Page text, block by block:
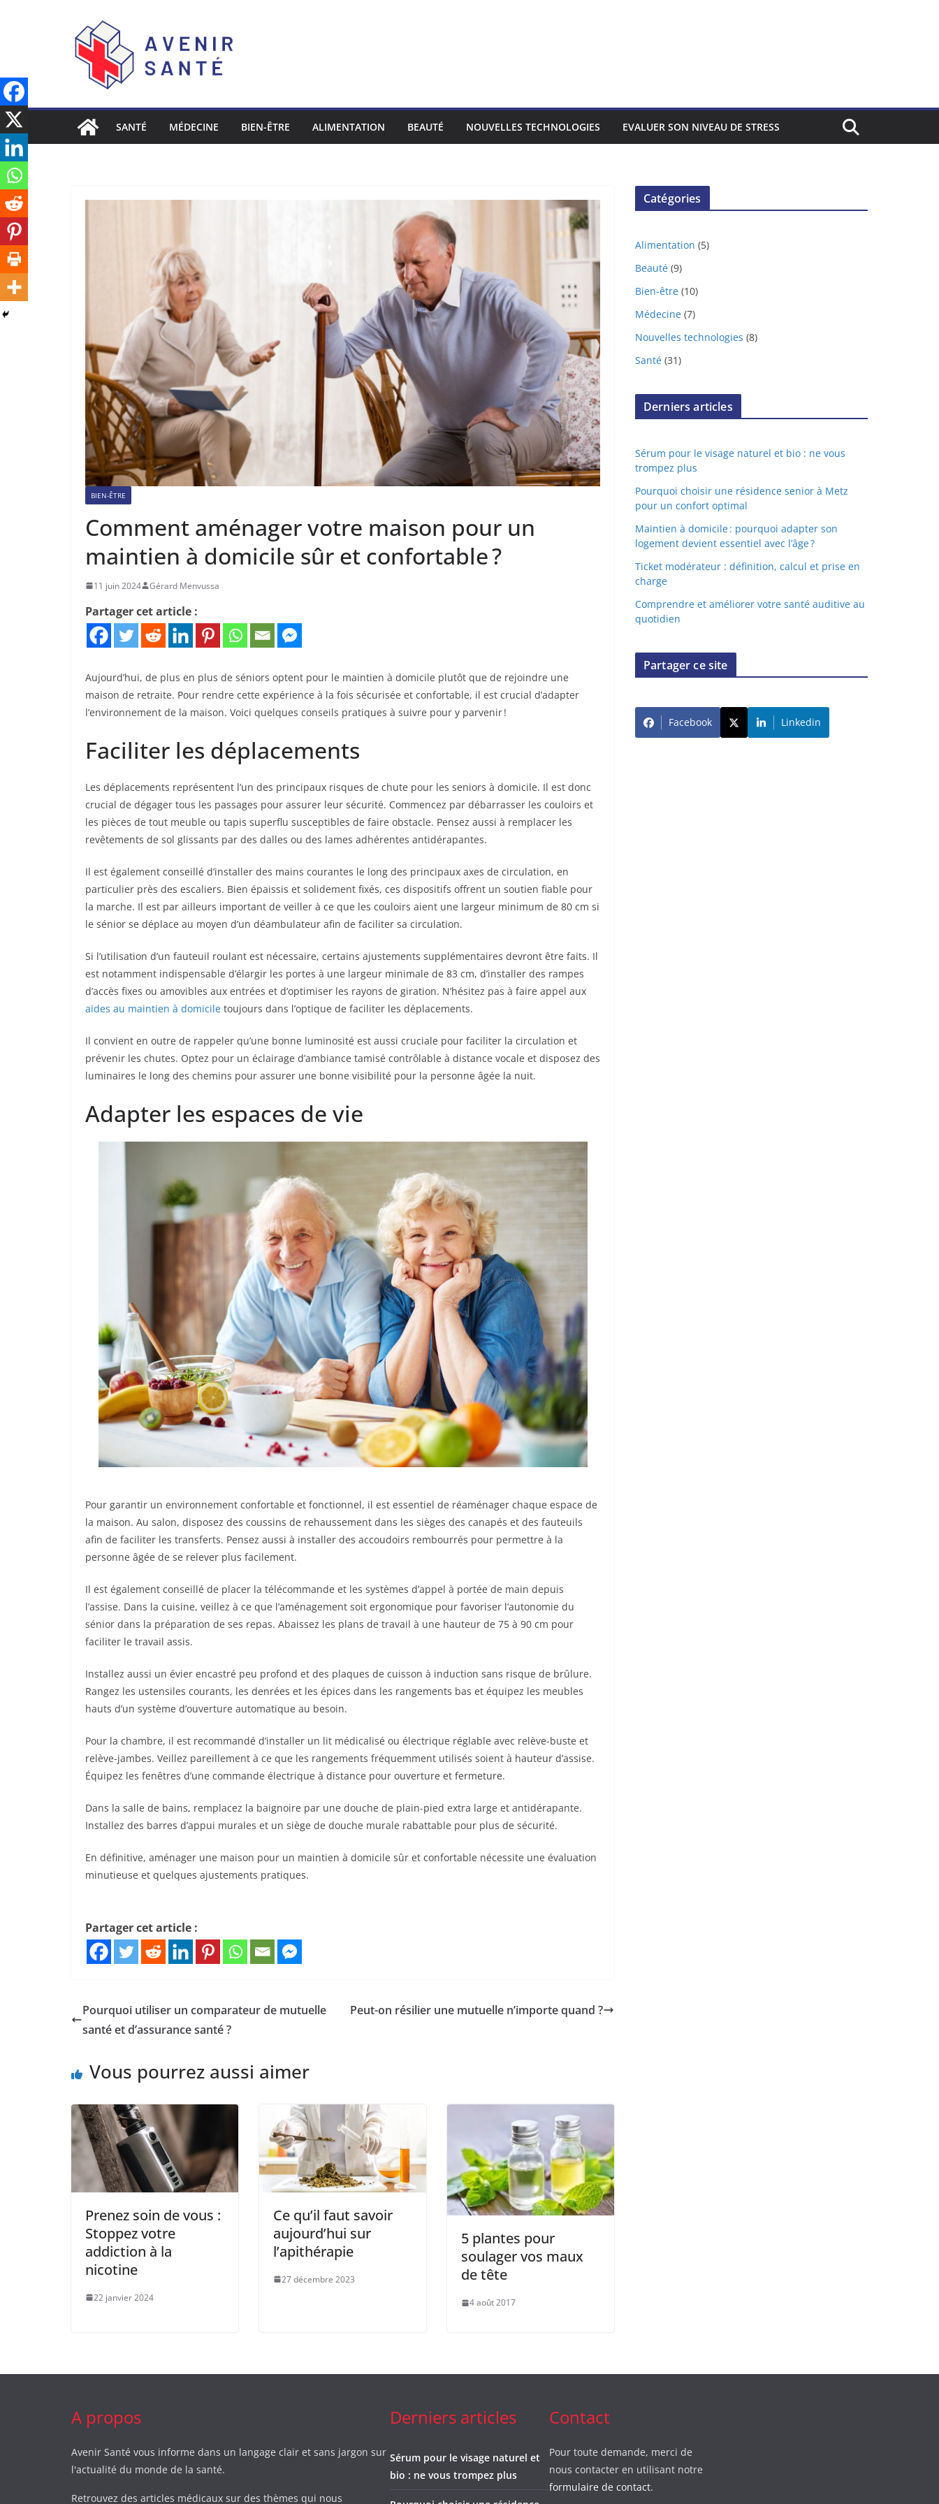
SANTÉ MÉDECINE BIEN-ÊTRE ALIMENTATION BEAUTÉ NOUVELLES TECHNOLOGIES EVALUER SON NIVEAU DE STRESS
BIEN-ÊTRE
Comment aménager votre maison pour un
maintien à domicile sûr et confortable ?
11 juin 2024 Gérard Menvussa
Partager cet article :
Aujourd’hui, de plus en plus de séniors optent pour le maintien à domicile plutôt que de rejoindre une
maison de retraite. Pour rendre cette expérience à la fois sécurisée et confortable, il est crucial d’adapter
l’environnement de la maison. Voici quelques conseils pratiques à suivre pour y parvenir !
Faciliter les déplacements
Les déplacements représentent l’un des principaux risques de chute pour les seniors à domicile. Il est donc
crucial de dégager tous les passages pour assurer leur sécurité. Commencez par débarrasser les couloirs et
les pièces de tout meuble ou tapis superflu susceptibles de faire obstacle. Pensez aussi à remplacer les
revêtements de sol glissants par des dalles ou des lames adhérentes antidérapantes.
Il est également conseillé d’installer des mains courantes le long des principaux axes de circulation, en
particulier près des escaliers. Bien épaissis et solidement fixés, ces dispositifs offrent un soutien fiable pour
la marche. Il est par ailleurs important de veiller à ce que les couloirs aient une largeur minimum de 80 cm si
le sénior se déplace au moyen d’un déambulateur afin de faciliter sa circulation.
Si l’utilisation d’un fauteuil roulant est nécessaire, certains ajustements supplémentaires devront être faits. Il
est notamment indispensable d’élargir les portes à une largeur minimale de 83 cm, d’installer des rampes
d’accès fixes ou amovibles aux entrées et d’optimiser les rayons de giration. N’hésitez pas à faire appel aux
aides au maintien à domicile toujours dans l’optique de faciliter les déplacements.
Il convient en outre de rappeler qu’une bonne luminosité est aussi cruciale pour faciliter la circulation et
prévenir les chutes. Optez pour un éclairage d’ambiance tamisé contrôlable à distance vocale et disposez des
luminaires le long des chemins pour assurer une bonne visibilité pour la personne âgée la nuit.
Adapter les espaces de vie
Pour garantir un environnement confortable et fonctionnel, il est essentiel de réaménager chaque espace de
la maison. Au salon, disposez des coussins de rehaussement dans les sièges des canapés et des fauteuils
afin de faciliter les transferts. Pensez aussi à installer des accoudoirs rembourrés pour permettre à la
personne âgée de se relever plus facilement.
Il est également conseillé de placer la télécommande et les systèmes d’appel à portée de main depuis
l’assise. Dans la cuisine, veillez à ce que l’aménagement soit ergonomique pour favoriser l’autonomie du
sénior dans la préparation de ses repas. Abaissez les plans de travail à une hauteur de 75 à 90 cm pour
faciliter le travail assis.
Installez aussi un évier encastré peu profond et des plaques de cuisson à induction sans risque de brûlure.
Rangez les ustensiles courants, les denrées et les épices dans les rangements bas et équipez les meubles
hauts d’un système d’ouverture automatique au besoin.
Pour la chambre, il est recommandé d’installer un lit médicalisé ou électrique réglable avec relève-buste et
relève-jambes. Veillez pareillement à ce que les rangements fréquemment utilisés soient à hauteur d’assise.
Équipez les fenêtres d’une commande électrique à distance pour ouverture et fermeture.
Dans la salle de bains, remplacez la baignoire par une douche de plain-pied extra large et antidérapante.
Installez des barres d’appui murales et un siège de douche murale rabattable pour plus de sécurité.
En définitive, aménager une maison pour un maintien à domicile sûr et confortable nécessite une évaluation
minutieuse et quelques ajustements pratiques.
Partager cet article :
Pourquoi utiliser un comparateur de mutuelle
santé et d’assurance santé ?
Peut-on résilier une mutuelle n’importe quand ?
Vous pourrez aussi aimer
Prenez soin de vous :
Stoppez votre
addiction à la
nicotine
22 janvier 2024
Ce qu’il faut savoir
aujourd’hui sur
l’apithérapie
27 décembre 2023
5 plantes pour
soulager vos maux
de tête
4 août 2017
Catégories
Alimentation (5)
Beauté (9)
Bien-être (10)
Médecine (7)
Nouvelles technologies (8)
Santé (31)
Derniers articles
Sérum pour le visage naturel et bio : ne vous
trompez plus
Pourquoi choisir une résidence senior à Metz
pour un confort optimal
Maintien à domicile : pourquoi adapter son
logement devient essentiel avec l’âge ?
Ticket modérateur : définition, calcul et prise en
charge
Comprendre et améliorer votre santé auditive au
quotidien
Partager ce site
Facebook Linkedin
A propos
Avenir Santé vous informe dans un langage clair et sans jargon sur
l'actualité du monde de la santé.
Retrouvez des articles médicaux sur des thèmes qui nous
Derniers articles
Sérum pour le visage naturel et
bio : ne vous trompez plus
Contact
Pour toute demande, merci de
nous contacter en utilisant notre
formulaire de contact.